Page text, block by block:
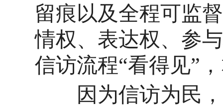
留痕以及全程可监
情权、表达权、参
信访流程“看得见”
因为信访为民，